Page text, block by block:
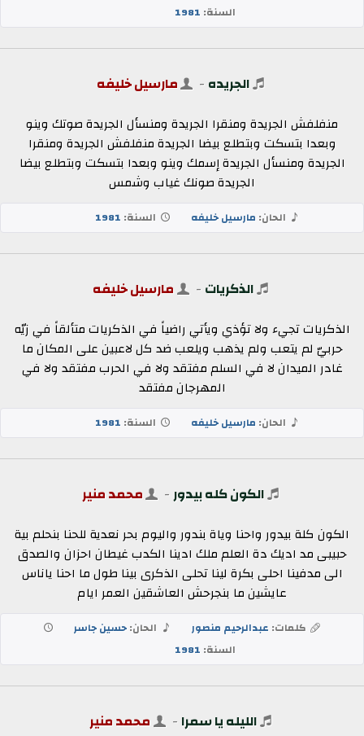
السنة: 1981
الجريده - مارسيل خليفه
منفلفش الجريدة ومنقرا الجريدة ومنسأل الجريدة صوتك وينو
وبعدا بتسكت وبتطلع بيضا الجريدة منفلفش الجريدة ومنقرا
الجريدة ومنسأل الجريدة إسمك وينو وبعدا بتسكت وبتطلع بيضا
الجريدة صونك غياب وشمس
الحان: مارسيل خليفه السنة: 1981
الذكريات - مارسيل خليفه
الذكريات تجيء ولا تؤذي ويأتي راضياً في الذكريات متألقاً في زيّه
حربيّ لم يتعب ولم يذهب ويلعب ضد كل لاعبين على المكان ما
غادر الميدان لا في السلم مفتقد ولا في الحرب مفتقد ولا في
المهرجان مفتقد
الحان: مارسيل خليفه السنة: 1981
الكون كله بيدور- محمد منير
الكون كلة بيدور واحنا وياة بندور واليوم بحر نعدية للحنا بنحلم بية
حبيبى مد اديك دة العلم ملك ادينا الكدب غيطان احزان والصدق
الى مدفينا احلى بكرة لينا تحلى الذكرى بينا طول ما احنا ياناس
عايشين ما بنجرحش العاشقين العمر ايام
كلمات: عبدالرحيم منصور الحان:حسين جاسر
السنة: 1981
الليله يا سمرا - محمد منير